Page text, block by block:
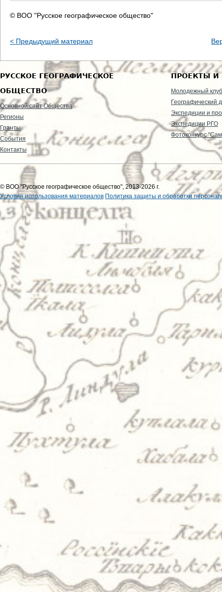
© ВОО "Русское географическое общество"
< Предыдущий материал
РУССКОЕ ГЕОГРАФИЧЕСКОЕ
ОБЩЕСТВО
Основной сайт Общества
Регионы
Гранты
События
Контакты
ПРОЕКТЫ И
Молодежный клуб
Географический
Экспедиции и
Экспедиции РГО
Фотоконкурс
© ВОО "Русское географическое общество", 2013-2026 г.
Условия использования материалов Политика защиты и обработки